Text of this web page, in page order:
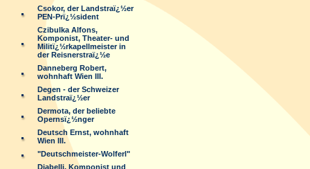
Csokor, der Landstraï¿½er
PEN-Prï¿½sident
Czibulka Alfons,
Komponist, Theater- und
Militï¿½rkapellmeister in
der Reisnerstraï¿½e
Danneberg Robert,
wohnhaft Wien III.
Degen - der Schweizer
Landstraï¿½er
Dermota, der beliebte
Opernsï¿½nger
Deutsch Ernst, wohnhaft
Wien III.
"Deutschmeister-Wolferl"
Diabelli, Komponist und